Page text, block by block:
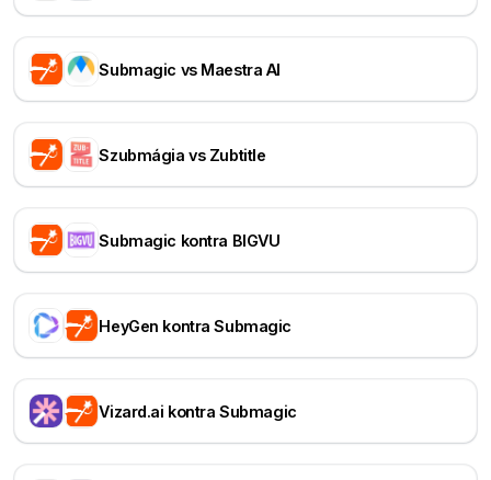
Submagic vs Maestra AI
Szubmágia vs Zubtitle
Submagic kontra BIGVU
HeyGen kontra Submagic
Vizard.ai kontra Submagic